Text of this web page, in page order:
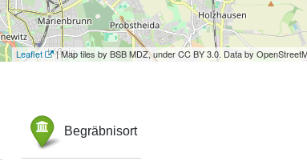
Leaflet | Map tiles by BSB MDZ, under CC BY 3.0. Data by
Begräbnisort